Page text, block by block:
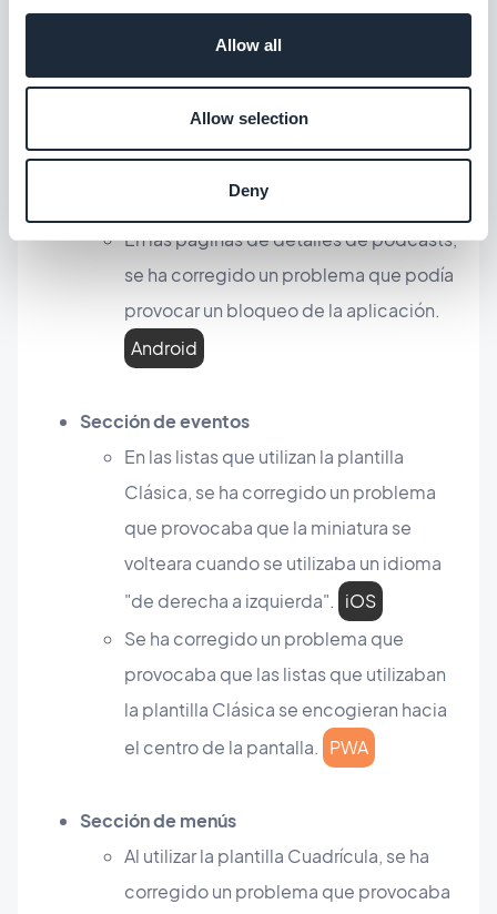
Allow all
Allow selection
Deny
problema que podía provocar un
bloqueo cuando había más de una
categoría. iOS
Sección Podcasts
En las páginas de detalles de podcasts,
se ha corregido un problema que podía
provocar un bloqueo de la aplicación.
Android
Sección de eventos
En las listas que utilizan la plantilla
Clásica, se ha corregido un problema
que provocaba que la miniatura se
volteara cuando se utilizaba un idioma
"de derecha a izquierda". iOS
Se ha corregido un problema que
provocaba que las listas que utilizaban
la plantilla Clásica se encogieran hacia
el centro de la pantalla. PWA
Sección de menús
Al utilizar la plantilla Cuadrícula, se ha
corregido un problema que provocaba